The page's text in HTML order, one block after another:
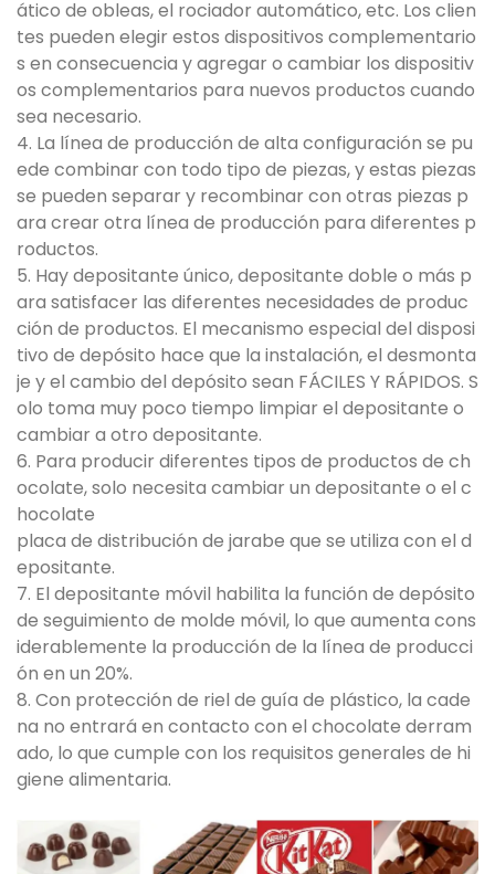
ático de obleas, el rociador automático, etc. Los clien
tes pueden elegir estos dispositivos complementario
s en consecuencia y agregar o cambiar los dispositiv
os complementarios para nuevos productos cuando
sea necesario.
4. La línea de producción de alta configuración se pu
ede combinar con todo tipo de piezas, y estas piezas
se pueden separar y recombinar con otras piezas p
ara crear otra línea de producción para diferentes p
roductos.
5. Hay depositante único, depositante doble o más p
ara satisfacer las diferentes necesidades de produc
ción de productos. El mecanismo especial del disposi
tivo de depósito hace que la instalación, el desmonta
je y el cambio del depósito sean FÁCILES Y RÁPIDOS. S
olo toma muy poco tiempo limpiar el depositante o
cambiar a otro depositante.
6. Para producir diferentes tipos de productos de ch
ocolate, solo necesita cambiar un depositante o el c
hocolate
placa de distribución de jarabe que se utiliza con el d
epositante.
7. El depositante móvil habilita la función de depósito
de seguimiento de molde móvil, lo que aumenta cons
iderablemente la producción de la línea de producci
ón en un 20%.
8. Con protección de riel de guía de plástico, la cade
na no entrará en contacto con el chocolate derram
ado, lo que cumple con los requisitos generales de hi
giene alimentaria.